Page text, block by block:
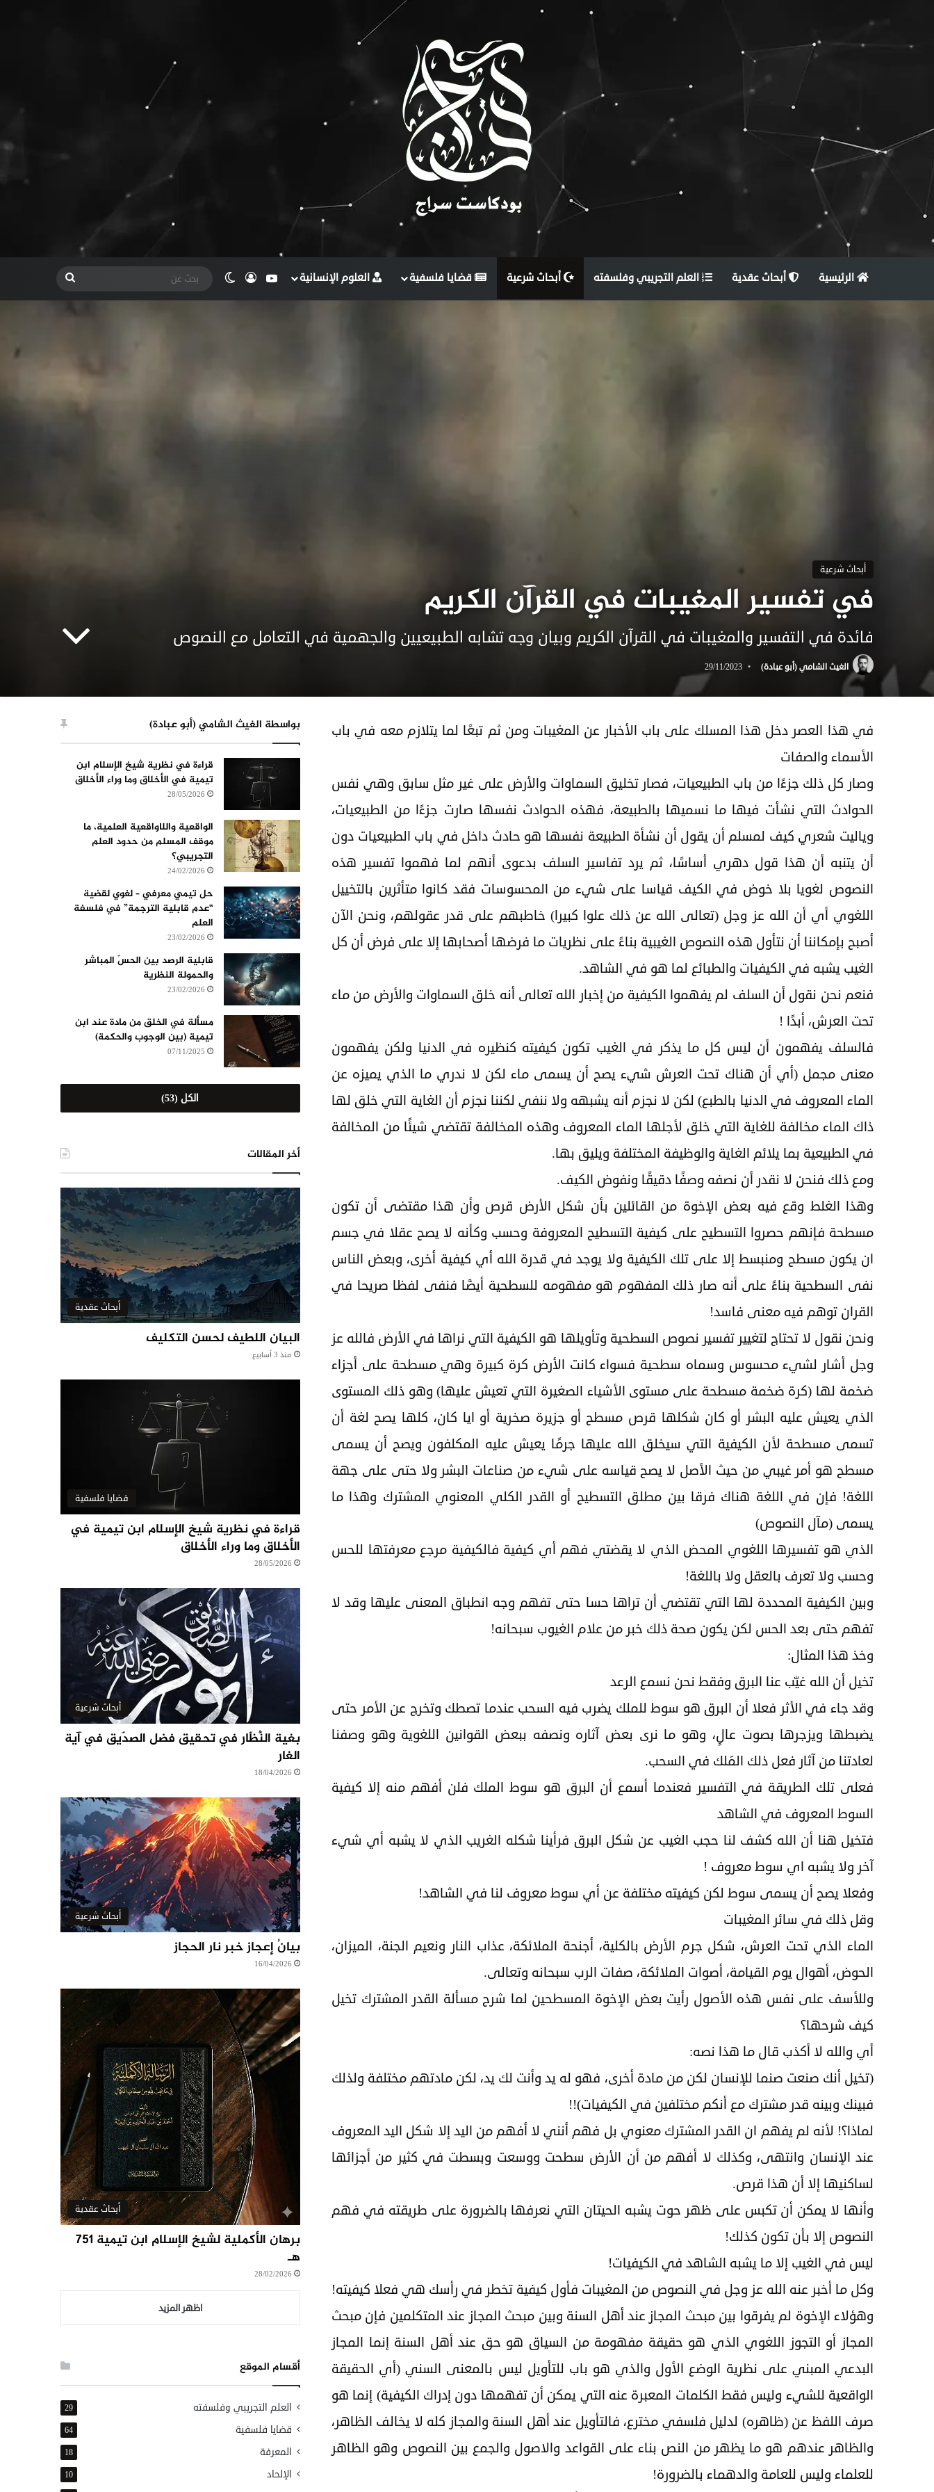
الرئيسية أبحاث عقدية العلم التجريبي وفلسفته أبحاث شرعية قضايا فلسفية العلوم الإنسانية يوتيوبتسجيل الدخول
الوضع المظلم
عن
أبحاث شرعية
في تفسير المغيبات في القرآن الكريم
فائدة في التفسير والمغيبات في القرآن الكريم وبيان وجه تشابه الطبيعيين والجهمية في التعامل مع النصوص
الغيث الشامي (أبو عبادة) 29/11/2023
في هذا العصر دخل هذا المسلك على باب الأخبار عن المغيبات ومن ثم تبعًا لما يتلازم معه في باب
الأسماء والصفات
وصار كل ذلك جزءًا من باب الطبيعيات، فصار تخليق السماوات والأرض على غير مثل سابق وهي نفس
الحوادث التي نشأت فيها ما نسميها بالطبيعة، فهذه الحوادث نفسها صارت جزءًا من الطبيعيات،
وياليت شعري كيف لمسلم أن يقول أن نشأة الطبيعة نفسها هو حادث داخل في باب الطبيعيات دون
أن يتنبه أن هذا قول دهري أساسًا، ثم يرد تفاسير السلف بدعوى أنهم لما فهموا تفسير هذه
النصوص لغويا بلا خوض في الكيف قياسا على شيء من المحسوسات فقد كانوا متأثرين بالتخييل
اللغوي أي أن الله عز وجل (تعالى الله عن ذلك علوا كبيرا) خاطبهم على قدر عقولهم، ونحن الآن
أصبح بإمكاننا أن نتأول هذه النصوص الغيبية بناءً على نظريات ما فرضها أصحابها إلا على فرض أن كل
الغيب يشبه في الكيفيات والطبائع لما هو في الشاهد.
فنعم نحن نقول أن السلف لم يفهموا الكيفية من إخبار الله تعالى أنه خلق السماوات والأرض من ماء
تحت العرش، أبدًا !
فالسلف يفهمون أن ليس كل ما يذكر في الغيب تكون كيفيته كنظيره في الدنيا ولكن يفهمون
معنى مجمل (أي أن هناك تحت العرش شيء يصح أن يسمى ماء لكن لا ندري ما الذي يميزه عن
الماء المعروف في الدنيا بالطبع) لكن لا نجزم أنه يشبهه ولا ننفي لكننا نجزم أن الغاية التي خلق لها
ذاك الماء مخالفة للغاية التي خلق لأجلها الماء المعروف وهذه المخالفة تقتضي شيئًا من المخالفة
في الطبيعية بما يلائم الغاية والوظيفة المختلفة ويليق بها.
ومع ذلك فنحن لا نقدر أن نصفه وصفًا دقيقًا ونفوض الكيف.
وهذا الغلط وقع فيه بعض الإخوة من القائلين بأن شكل الأرض قرص وأن هذا مقتضى أن تكون
مسطحة فإنهم حصروا التسطيح على كيفية التسطيح المعروفة وحسب وكأنه لا يصح عقلا في جسم
ان يكون مسطح ومنبسط إلا على تلك الكيفية ولا يوجد في قدرة الله أي كيفية أخرى، وبعض الناس
نفى السطحية بناءً على أنه صار ذلك المفهوم هو مفهومه للسطحية أيضًا فنفى لفظا صريحا في
القران توهم فيه معنى فاسد!
ونحن نقول لا تحتاج لتغيير تفسير نصوص السطحية وتأويلها هو الكيفية التي نراها في الأرض فالله عز
وجل أشار لشيء محسوس وسماه سطحية فسواء كانت الأرض كرة كبيرة وهي مسطحة على أجزاء
ضخمة لها (كرة ضخمة مسطحة على مستوى الأشياء الصغيرة التي تعيش عليها) وهو ذلك المستوى
الذي يعيش عليه البشر أو كان شكلها قرص مسطح أو جزيرة صخرية أو ايا كان، كلها يصح لغة أن
تسمى مسطحة لأن الكيفية التي سيخلق الله عليها جرمًا يعيش عليه المكلفون ويصح أن يسمى
مسطح هو أمر غيبي من حيث الأصل لا يصح قياسه على شيء من صناعات البشر ولا حتى على جهة
اللغة! فإن في اللغة هناك فرقا بين مطلق التسطيح أو القدر الكلي المعنوي المشترك وهذا ما
يسمى (مآل النصوص)
الذي هو تفسيرها اللغوي المحض الذي لا يقضتي فهم أي كيفية فالكيفية مرجع معرفتها للحس
وحسب ولا تعرف بالعقل ولا باللغة!
وبين الكيفية المحددة لها التي تقتضي أن تراها حسا حتى تفهم وجه انطباق المعنى عليها وقد لا
تفهم حتى بعد الحس لكن يكون صحة ذلك خبر من علام الغيوب سبحانه!
وخذ هذا المثال:
تخيل أن الله غيّب عنا البرق وفقط نحن نسمع الرعد
وقد جاء في الأثر فعلا أن البرق هو سوط للملك يضرب فيه السحب عندما تصطك وتخرج عن الأمر حتى
يضبطها ويزجرها بصوت عالٍ، وهو ما نرى بعض آثاره ونصفه ببعض القوانين اللغوية وهو وصفنا
لعادتنا من آثار فعل ذلك المَلك في السحب.
فعلى تلك الطريقة في التفسير فعندما أسمع أن البرق هو سوط الملك فلن أفهم منه إلا كيفية
السوط المعروف في الشاهد
فتخيل هنا أن الله كشف لنا حجب الغيب عن شكل البرق فرأينا شكله الغريب الذي لا يشبه أي شيء
آخر ولا يشبه اي سوط معروف !
وفعلا يصح أن يسمى سوط لكن كيفيته مختلفة عن أي سوط معروف لنا في الشاهد!
وقل ذلك في سائر المغيبات
الماء الذي تحت العرش، شكل جرم الأرض بالكلية، أجنحة الملائكة، عذاب النار ونعيم الجنة، الميزان،
الحوض، أهوال يوم القيامة، أصوات الملائكة، صفات الرب سبحانه وتعالى.
وللأسف على نفس هذه الأصول رأيت بعض الإخوة المسطحين لما شرح مسألة القدر المشترك تخيل
كيف شرحها؟
أي والله لا أكذب قال ما هذا نصه:
(تخيل أنك صنعت صنما للإنسان لكن من مادة أخرى، فهو له يد وأنت لك يد، لكن مادتهم مختلفة ولذلك
فبينك وبينه قدر مشترك مع أنكم مختلفين في الكيفيات)!!
لماذا؟! لأنه لم يفهم ان القدر المشترك معنوي بل فهم أنني لا أفهم من اليد إلا شكل اليد المعروف
عند الإنسان وانتهى، وكذلك لا أفهم من أن الأرض سطحت ووسعت وبسطت في كثير من أجزائها
لساكنيها إلا أن هذا قرص.
وأنها لا يمكن أن تكبس على ظهر حوت يشبه الحيتان التي نعرفها بالضرورة على طريقته في فهم
النصوص إلا بأن تكون كذلك!
ليس في الغيب إلا ما يشبه الشاهد في الكيفيات!
وكل ما أخبر عنه الله عز وجل في النصوص من المغيبات فأول كيفية تخطر في رأسك هي فعلا كيفيته!
وهؤلاء الإخوة لم يفرقوا بين مبحث المجاز عند أهل السنة وبين مبحث المجاز عند المتكلمين فإن مبحث
المجاز أو التجوز اللغوي الذي هو حقيقة مفهومة من السياق هو حق عند أهل السنة إنما المجاز
البدعي المبني على نظرية الوضع الأول والذي هو باب للتأويل ليس بالمعنى السني (أي الحقيقة
الواقعية للشيء وليس فقط الكلمات المعبرة عنه التي يمكن أن تفهمها دون إدراك الكيفية) إنما هو
صرف اللفظ عن (ظاهره) لدليل فلسفي مخترع، فالتأويل عند أهل السنة والمجاز كله لا يخالف الظاهر،
والظاهر عندهم هو ما يظهر من النص بناء على القواعد والاصول والجمع بين النصوص وهو الظاهر
للعلماء وليس للعامة والدهماء بالضرورة!
بواسطة الغيث الشامي (أبو عبادة)
قراءة في نظرية شيخ الإسلام ابن
تيمية في الأخلاق وما وراء الأخلاق
28/05/2026
الواقعية واللاواقعية العلمية، ما
موقف المسلم من حدود العلم
التجريبي؟
24/02/2026
حل تيمي معرفي – لغوي لقضية
“عدم قابلية الترجمة” في فلسفة
العلم
23/02/2026
قابلية الرصد بين الحسّ المباشر
والحمولة النظرية
23/02/2026
مسألة في الخلق من مادة عند ابن
تيمية (بين الوجوب والحكمة)
07/11/2025
الكل (53)
أخر المقالات
أبحاث عقدية
البيان اللطيف لحسن التكليف
منذ 3 أسابيع
قضايا فلسفية
قراءة في نظرية شيخ الإسلام ابن تيمية في
الأخلاق وما وراء الأخلاق
28/05/2026
أبحاث شرعية
بغية النُّظّار في تحقيق فضل الصدّيق في آية
الغار
18/04/2026
أبحاث شرعية
بيانُ إعجاز خبر نار الحجاز
16/04/2026
أبحاث عقدية
برهان الأكملية لشيخ الإسلام ابن تيمية ٧٥١
هـ
28/02/2026
اظهر المزيد
أقسام الموقع
العلم التجريبي وفلسفته 29
قضايا فلسفية 64
المعرفة 18
الإلحاد 10